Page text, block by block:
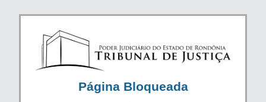
Página Bloqueada